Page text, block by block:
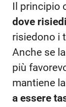
Il principio
dove
risiedono i
Anche se
più
mantiene
a essere